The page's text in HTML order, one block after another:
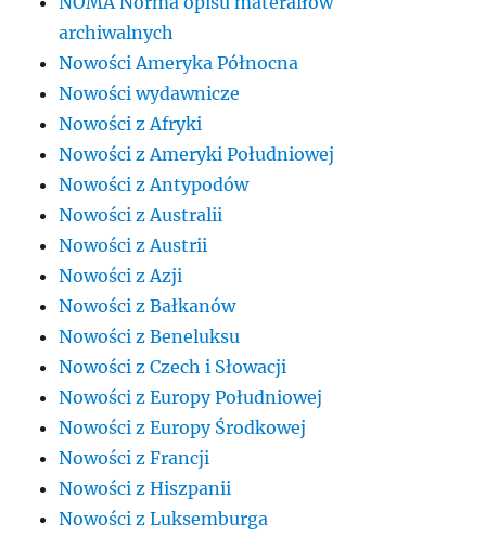
archiwalnych
Nowości Ameryka Północna
Nowości wydawnicze
Nowości z Afryki
Nowości z Ameryki Południowej
Nowości z Antypodów
Nowości z Australii
Nowości z Austrii
Nowości z Azji
Nowości z Bałkanów
Nowości z Beneluksu
Nowości z Czech i Słowacji
Nowości z Europy Południowej
Nowości z Europy Środkowej
Nowości z Francji
Nowości z Hiszpanii
Nowości z Luksemburga